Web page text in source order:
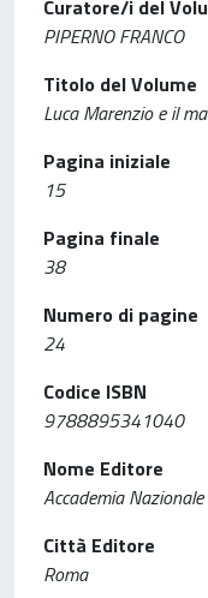
Curatore/i del
PIPERNO FRANCO
Titolo del Volume
Luca Marenzio e il
Pagina iniziale
15
Pagina finale
38
Numero di pagine
24
Codice ISBN
9788895341040
Nome Editore
Accademia
Città Editore
Roma